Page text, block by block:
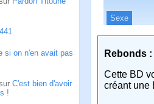
si on n'en avait pas
C'est bien d'avoir
!
Sexe
Rebonds :
Cette BD
créant une